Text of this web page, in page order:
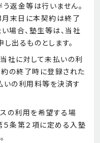
返金等は行いません。
月末日に本契約は終了
場合、塾生等は、当社
出るものとします。
社に対して未払いの利
の終了時に登録された
いの利用料等を決済す
の利用を希望する場
５条第２項に定める入塾